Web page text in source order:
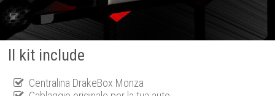
Il kit include
Centralina DrakeBox Monza